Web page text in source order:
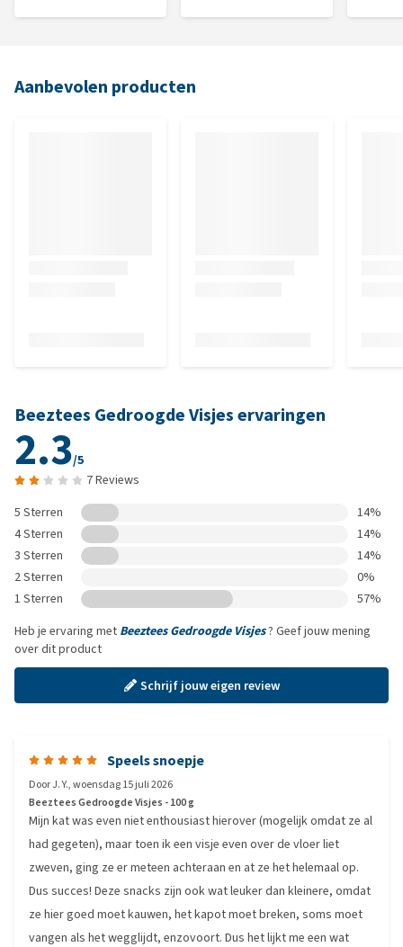
Aanbevolen producten
Beeztees Gedroogde Visjes ervaringen
2.3/5
7 Reviews
5 Sterren
14%
4 Sterren
14%
3 Sterren
14%
2 Sterren
0%
1 Sterren
57%
Heb je ervaring met Beeztees Gedroogde Visjes? Geef jouw mening
over dit product
Schrijf jouw eigen review
Speels snoepje
DoorJ. Y.,woensdag 15 juli 2026
Beeztees Gedroogde Visjes - 100 g
Mijn kat was even niet enthousiast hierover (mogelijk omdat ze al
had gegeten), maar toen ik een visje even over de vloer liet
zweven, ging ze er meteen achteraan en at ze het helemaal op.
Dus succes! Deze snacks zijn ook wat leuker dan kleinere, omdat
ze hier goed moet kauwen, het kapot moet breken, soms moet
vangen als het wegglijdt, enzovoort. Dus het lijkt me een wat